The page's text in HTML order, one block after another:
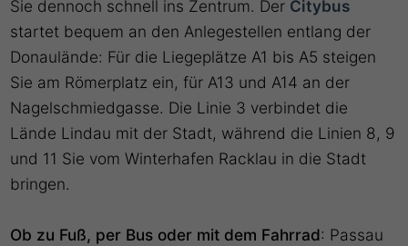
Sie dennoch schnell ins Zentrum. Der Citybus
startet bequem an den Anlegestellen entlang der
Donaulände: Für die Liegeplätze A1 bis A5 steigen
Sie am Römerplatz ein, für A13 und A14 an der
Nagelschmiedgasse. Die Linie 3 verbindet die
Lände Lindau mit der Stadt, während die Linien 8, 9
und 11 Sie vom Winterhafen Racklau in die Stadt
bringen.
Ob zu Fuß, per Bus oder mit dem Fahrrad: Passau